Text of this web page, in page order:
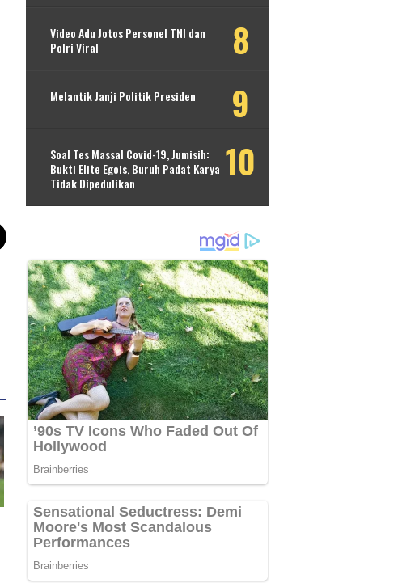
Video Adu Jotos Personel TNI dan
Polri Viral
Melantik Janji Politik Presiden
Soal Tes Massal Covid-19, Jumisih:
Bukti Elite Egois, Buruh Padat Karya
Tidak Dipedulikan